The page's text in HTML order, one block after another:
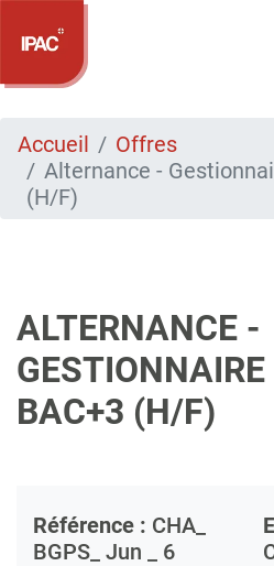
Aller
contenu
Accueil
Offres
Alternance -
(H/F)
ALTERNANCE -
BAC+3 (H/F)
Référence : CHA_
BGPS_ Jun _ 6